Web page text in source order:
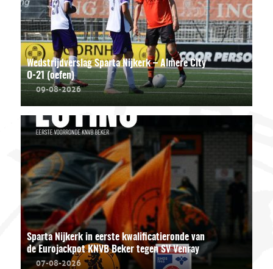
Wedstrijdverslag Sparta Nijkerk – Almere City
O-21 (oefen)
09-08-2026
Sparta Nijkerk in eerste kwalificatieronde van
de Eurojackpot KNVB Beker tegen SV Venray
07-08-2026